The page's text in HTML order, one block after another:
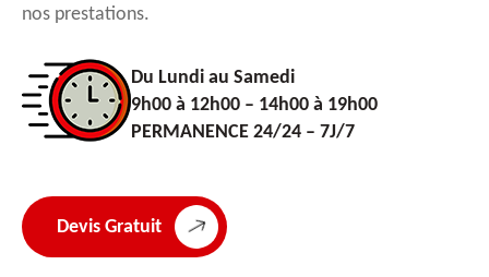
nos prestations.
Du Lundi au Samedi
9h00 à 12h00 – 14h00 à 19h00
PERMANENCE 24/24 – 7J/7
Devis Gratuit